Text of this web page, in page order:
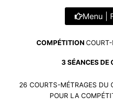
Menu |
COMPÉTITION
3 SÉANCES DE
26 COURTS-MÉTRAGES DU
POUR LA